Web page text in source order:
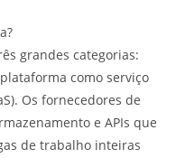
grandes categorias:
como serviço
Os fornecedores de
e APIs que
de trabalho inteiras